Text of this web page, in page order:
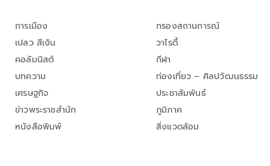
การเมือง
เปลว สีเงิน
คอลัมนิสต์
บทความ
เศรษฐกิจ
ข่าวพระราชสำนัก
หนังสือพิมพ์
กรองสถานการณ์
วาไรตี้
กีฬา
ท่องเที่ยว – ศิลปวัฒนธรรม
ประชาสัมพันธ์
ภูมิภาค
สิ่งแวดล้อม